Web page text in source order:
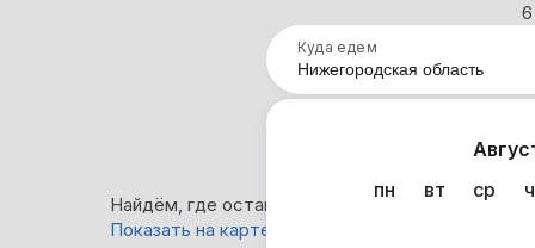
Куда едем
пн
вт ср
Найдём, где остановиться в Нижегородской
Показать на карте